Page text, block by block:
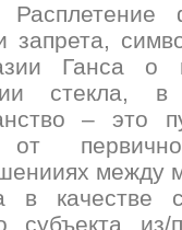
запрета,
Ганса о
стекла, в
– это
между
в качестве
субъекта из/